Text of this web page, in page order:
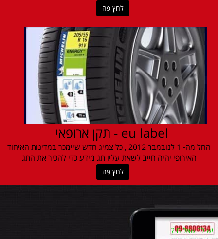
לחץ פה
eu label - תקן ארופאי
החל מה- 1 לנובמבר 2012 , כל צמיג חדש שיימכר במדינות האיחוד
האירופי יהיה חייב לשאת עליו תג מידע כדי להכיר את התג
לחץ פה
יש לך שאלות?